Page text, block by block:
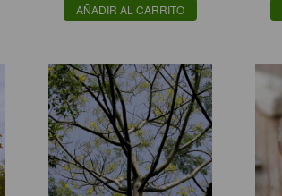
AÑADIR AL CARRITO